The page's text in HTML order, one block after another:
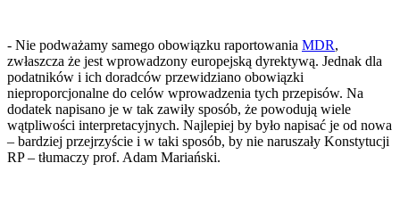
- Nie podważamy samego obowiązku raportowania MDR,
zwłaszcza że jest wprowadzony europejską dyrektywą. Jednak dla
podatników i ich doradców przewidziano obowiązki
nieproporcjonalne do celów wprowadzenia tych przepisów. Na
dodatek napisano je w tak zawiły sposób, że powodują wiele
wątpliwości interpretacyjnych. Najlepiej by było napisać je od nowa
– bardziej przejrzyście i w taki sposób, by nie naruszały Konstytucji
RP – tłumaczy prof. Adam Mariański.